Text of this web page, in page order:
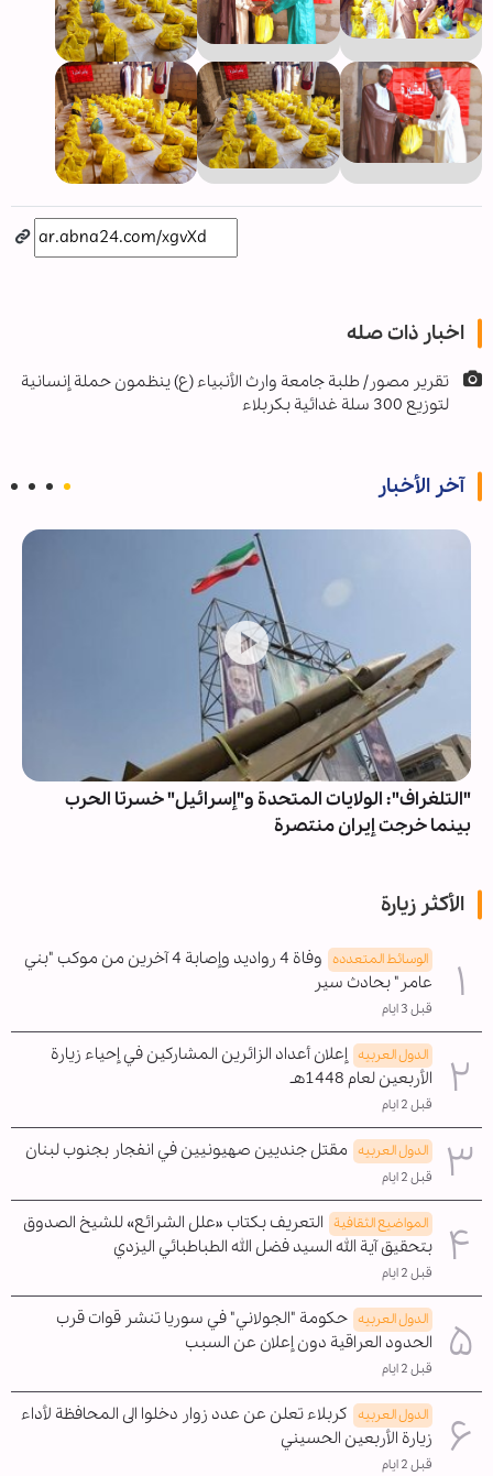
اخبار ذات صله
تقرير مصور/ طلبة جامعة وارث الأنبياء (ع) ينظمون حملة إنسانية
لتوزيع 300 سلة غدائية بكربلاء
آخر الأخبار
"التلغراف": الولايات المتحدة و"إسرائيل" خسرتا الحرب
بينما خرجت إيران منتصرة
الأكثر زيارة
الوسائط المتعدده
وفاة 4 رواديد وإصابة 4 آخرين من موكب "بني
عامر" بحادث سير
قبل 3 ايام
الدول العربیه إعلان أعداد الزائرين المشاركين في إحياء زيارة
الأربعين لعام 1448هـ
قبل 2 ايام
الدول العربیه مقتل جنديين صهيونيين في انفجار بجنوب لبنان
قبل 2 ايام
المواضیع الثقافية التعريف بكتاب «علل الشرائع» للشيخ الصدوق
بتحقيق آية الله السيد فضل الله الطباطبائي اليزدي
قبل 2 ايام
الدول العربیه حكومة "الجولاني" في سوريا تنشر قوات قرب
الحدود العراقية دون إعلان عن السبب
قبل 2 ايام
الدول العربیه كربلاء تعلن عن عدد زوار دخلوا الى المحافظة لأداء
زيارة الأربعين الحسيني
قبل 2 ايام